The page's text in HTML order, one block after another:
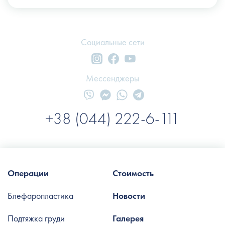
Социальные сети
+38 (044) 222-6-111
Мессенджеры
Стоимость
Новости
Галерея
Операции
Блефаропластика
Подтяжка груди